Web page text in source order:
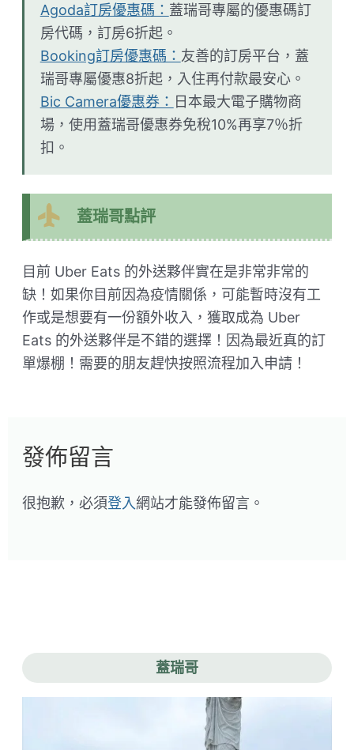
Agoda訂房優惠碼： 蓋瑞哥專屬的優惠碼訂
房代碼，訂房6折起。
Booking訂房優惠碼： 友善的訂房平台，蓋
瑞哥專屬優惠8折起，入住再付款最安心。
Bic Camera優惠券： 日本最大電子購物商
場，使用蓋瑞哥優惠券免稅10%再享7％折
扣。
蓋瑞哥點評
目前 Uber Eats 的外送夥伴實在是非常非常的
缺！如果你目前因為疫情關係，可能暫時沒有工
作或是想要有一份額外收入，獲取成為 Uber
Eats 的外送夥伴是不錯的選擇！因為最近真的訂
單爆棚！需要的朋友趕快按照流程加入申請！
發佈留言
很抱歉，必須登入網站才能發佈留言。
蓋瑞哥